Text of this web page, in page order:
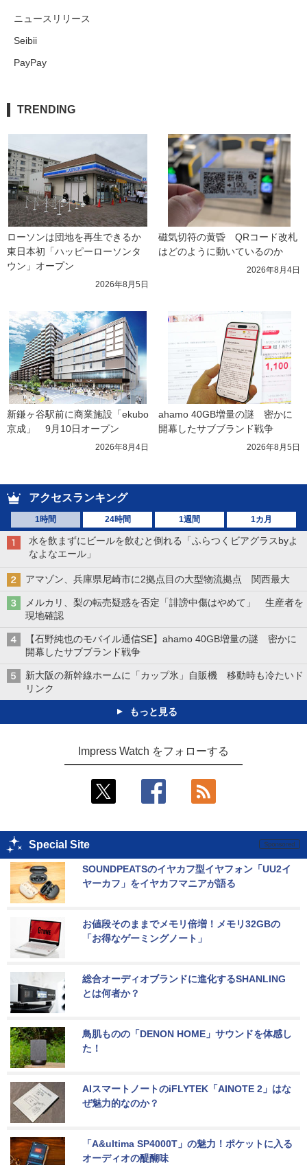
ニュースリリース
Seibii
PayPay
TRENDING
ローソンは団地を再生できるか
東日本初「ハッピーローソンタ
ウン」オープン
2026年8月5日
磁気切符の黄昏　QRコード改札
はどのように動いているのか
2026年8月4日
新鎌ヶ谷駅前に商業施設「ekubo
京成」　9月10日オープン
2026年8月4日
ahamo 40GB増量の謎　密かに
開幕したサブブランド戦争
2026年8月5日
アクセスランキング
1時間 24時間 1週間 1カ月
水を飲まずにビールを飲むと倒れる「ふらつくビアグラスbyよ
なよなエール」
アマゾン、兵庫県尼崎市に2拠点目の大型物流拠点 関西最大
メルカリ、梨の転売疑惑を否定「誹謗中傷はやめて」 生産者を
現地確認
【石野純也のモバイル通信SE】ahamo 40GB増量の謎 密かに
開幕したサブブランド戦争
新大阪の新幹線ホームに「カップ氷」自販機 移動時も冷たいド
リンク
もっと見る
Impress Watch をフォローする
Special Site
SOUNDPEATSのイヤカフ型イヤフォン「UU2イ
ヤーカフ」をイヤカフマニアが語る
お値段そのままでメモリ倍増！メモリ32GBの
「お得なゲーミングノート」
総合オーディオブランドに進化するSHANLING
とは何者か？
鳥肌ものの「DENON HOME」サウンドを体感し
た！
AIスマートノートのiFLYTEK「AINOTE 2」はな
ぜ魅力的なのか？
「A&ultima SP4000T」の魅力！ポケットに入る
オーディオの醍醐味